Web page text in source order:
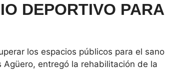
DEPORTIVO PARA
los espacios públicos para el sano
entregó la rehabilitación de la